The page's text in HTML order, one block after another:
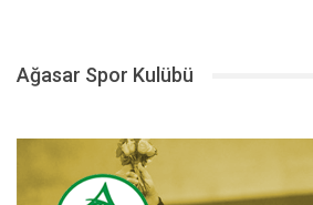
Ağasar Spor Kulübü